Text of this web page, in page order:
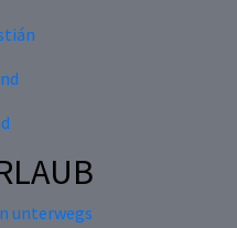
unterwegs